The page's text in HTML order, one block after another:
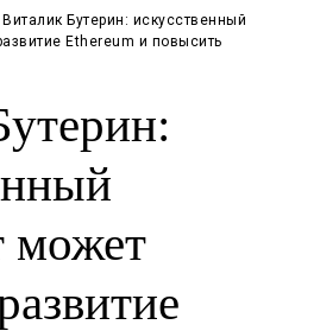
Виталик Бутерин: искусственный
Ethereum и повысить
может